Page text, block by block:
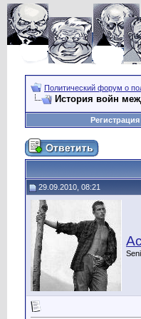
Политический форум о
История войн
Регистрация
29.09.2010, 08:21